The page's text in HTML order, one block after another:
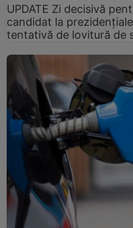
UPDATE Zi decisivă
candidat la
tentativă de lovitură de